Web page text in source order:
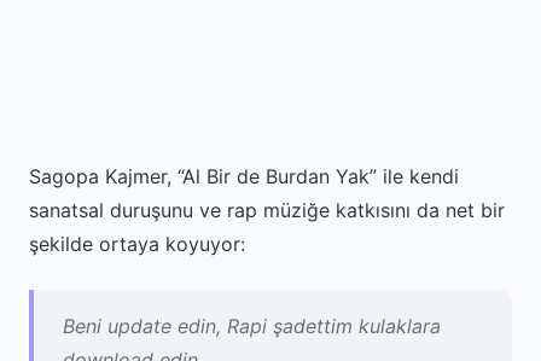
Sagopa Kajmer, “Al Bir de Burdan Yak” ile kendi
sanatsal duruşunu ve rap müziğe katkısını da net bir
şekilde ortaya koyuyor:
Beni update edin, Rapi şadettim kulaklara